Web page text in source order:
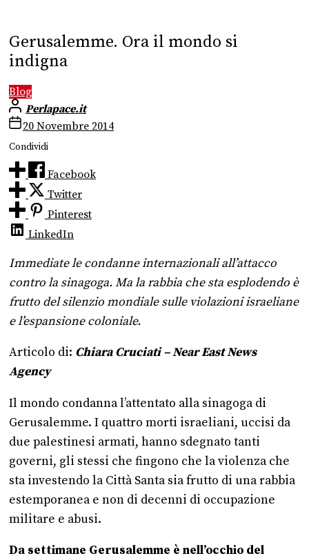
Gerusalemme. Ora il mondo si
indigna
Blog
Perlapace.it
20 Novembre 2014
Condividi
Facebook
Twitter
Pinterest
LinkedIn
Immediate le condanne internazionali all’attacco
contro la sinagoga. Ma la rabbia che sta esplodendo è
frutto del silenzio mondiale sulle violazioni israeliane
e l’espansione coloniale.
Articolo di: Chiara Cruciati – Near East News
Agency
Il mondo condanna l’attentato alla sinagoga di
Gerusalemme. I quattro morti israeliani, uccisi da
due palestinesi armati, hanno sdegnato tanti
governi, gli stessi che fingono che la violenza che
sta investendo la Città Santa sia frutto di una rabbia
estemporanea e non di decenni di occupazione
militare e abusi.
Da settimane Gerusalemme è nell’occhio del